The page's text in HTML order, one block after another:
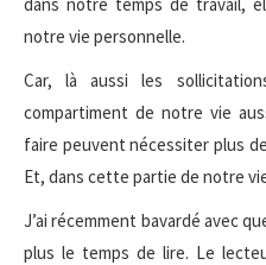
notre vie personnelle.
Car, là aussi les
compartiment de notre vie
faire peuvent nécessiter plus
Et, dans cette partie de notre
J’ai récemment bavardé avec
plus le temps de lire. Le